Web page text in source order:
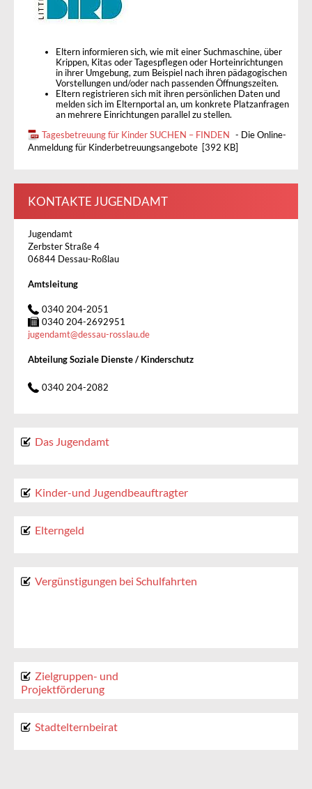
Eltern informieren sich, wie mit einer Suchmaschine, über
Krippen, Kitas oder Tagespflegen oder Horteinrichtungen
in ihrer Umgebung, zum Beispiel nach ihren pädagogischen
Vorstellungen und/oder nach passenden Öffnungszeiten.
Eltern registrieren sich mit ihren persönlichen Daten und
melden sich im Elternportal an, um konkrete Platzanfragen
an mehrere Einrichtungen parallel zu stellen.
Tagesbetreuung für Kinder SUCHEN – FINDEN - Die Online-
Anmeldung für Kinderbetreuungsangebote [392 KB]
KONTAKTE JUGENDAMT
Jugendamt
Zerbster Straße 4
06844 Dessau-Roßlau
Amtsleitung
0340 204-2051
0340 204-2692951
jugendamt@dessau-rosslau.de
Abteilung Soziale Dienste / Kinderschutz
0340 204-2082
Das Jugendamt
Kinder-und Jugendbeauftragter
Elterngeld
Vergünstigungen bei Schulfahrten
Zielgruppen- und
Projektförderung
Stadtelternbeirat